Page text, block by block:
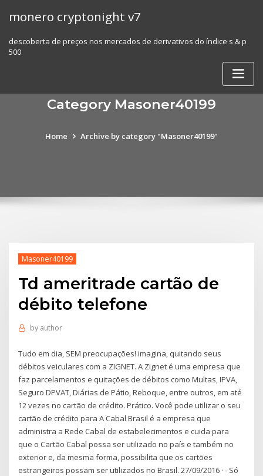
monero cryptonight v7
descoberta de preços nos mercados de derivativos do índice s & p
500
Category Masoner40199
Home Archive by category "Masoner40199"
Masoner40199
Td ameritrade cartão de
débito telefone
by author
Tudo em dia, SEM preocupações! imagina, quitando seus
débitos veiculares com a ZIGNET. A Zignet é uma empresa que
faz parcelamentos e quitações de débitos como Multas, IPVA,
Seguro DPVAT, Diárias de Pátio, Reboque, entre outros, em até
12 vezes no cartão de crédito. Prático. Você pode utilizar o seu
cartão de crédito para A Cabal Brasil é a empresa que
administra a Rede Cabal de estabelecimentos e cuida para
que o Cartão Cabal possa ser utilizado no país e também no
exterior e, da mesma forma, possibilita que os cartões
estrangeiros possam ser utilizados no Brasil. 27/09/2016 · - Só